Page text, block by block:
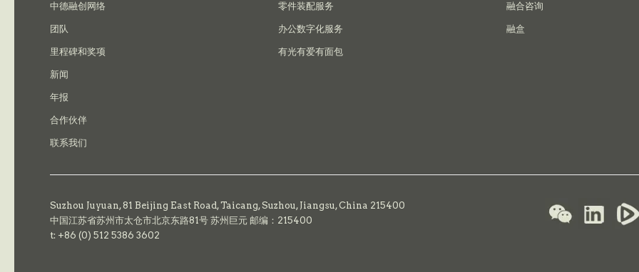
中德融创网络
团队
里程碑和奖项
新闻
年报
合作伙伴
联系我们
零件装配服务
办公数字化服务
有光有爱有面包
融合咨询
融盒
Suzhou Juyuan, 81 Beijing East Road,Taicang,Suzhou, Jiangsu, China 215400
中国江苏省苏州市太仓市北京东路81号 苏州巨元 邮编：215400
t: +86 (0) 512 5386 3602